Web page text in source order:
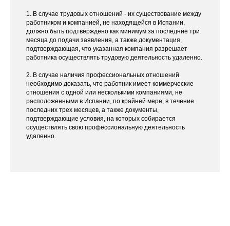
1. В случае трудовых отношений - их существование между
работником и компанией, не находящейся в Испании,
должно быть подтверждено как минимум за последние три
месяца до подачи заявления, а также документация,
подтверждающая, что указанная компания разрешает
работника осуществлять трудовую деятельность удаленно.
2. В случае наличия профессиональных отношений
необходимо доказать, что работник имеет коммерческие
отношения с одной или несколькими компаниями, не
расположенными в Испании, по крайней мере, в течение
последних трех месяцев, а также документы,
подтверждающие условия, на которых собирается
осуществлять свою профессиональную деятельность
удаленно.